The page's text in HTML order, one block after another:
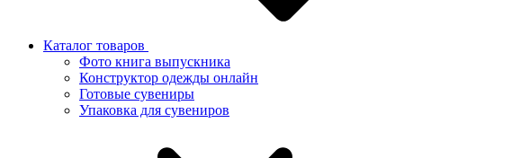
Каталог товаров
Фото книга выпускника
Конструктор одежды онлайн
Готовые сувениры
Упаковка для сувениров